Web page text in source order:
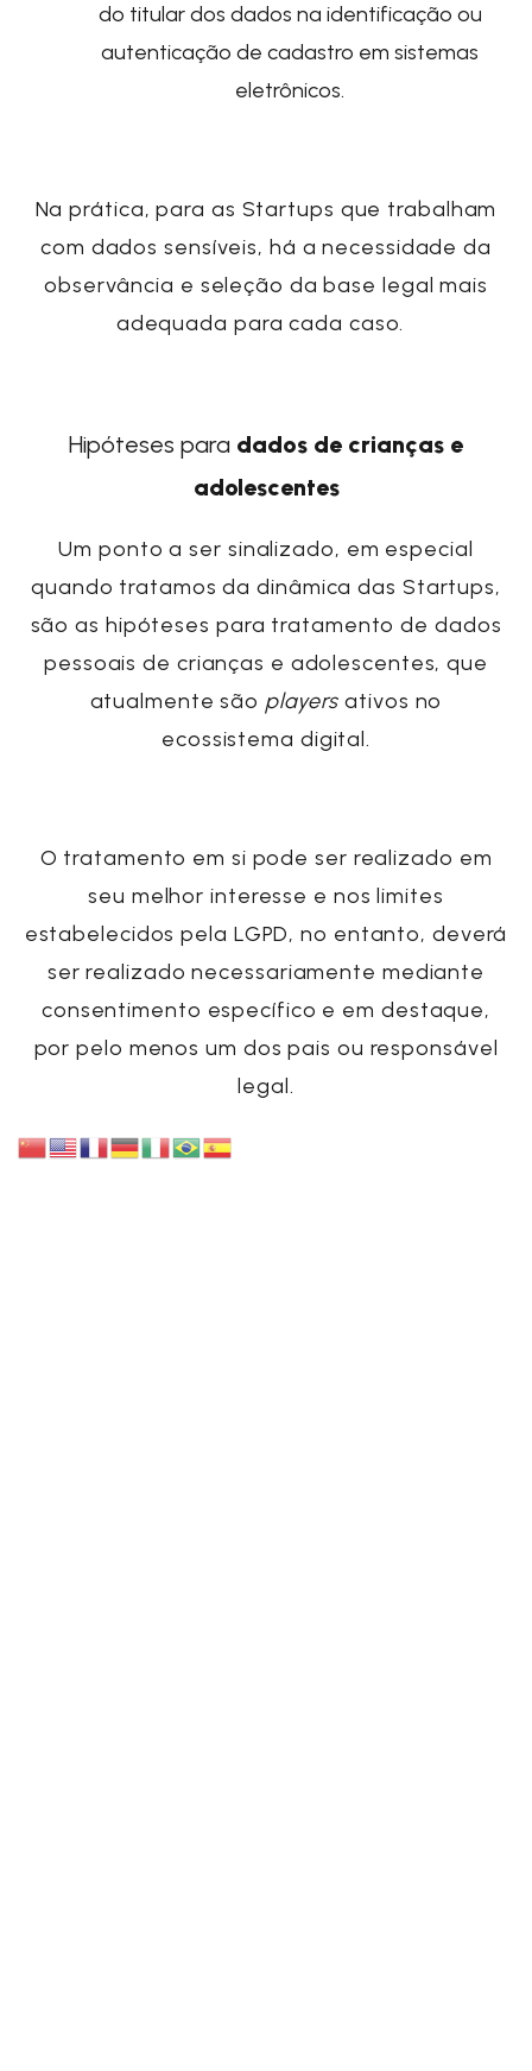
do titular dos dados na identificação ou
autenticação de cadastro em sistemas
eletrônicos.
Na prática, para as Startups que trabalham
com dados sensíveis, há a necessidade da
observância e seleção da base legal mais
adequada para cada caso.
Hipóteses para dados de crianças e
adolescentes
Um ponto a ser sinalizado, em especial
quando tratamos da dinâmica das Startups,
são as hipóteses para tratamento de dados
pessoais de crianças e adolescentes, que
atualmente são players ativos no
ecossistema digital.
O tratamento em si pode ser realizado em
seu melhor interesse e nos limites
estabelecidos pela LGPD, no entanto, deverá
ser realizado necessariamente mediante
consentimento específico e em destaque,
por pelo menos um dos pais ou responsável
legal.